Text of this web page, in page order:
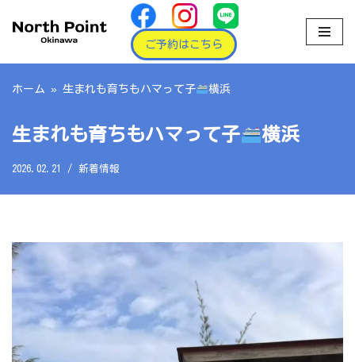
ン
テ
ツ
へ
ス
ご予約はこちら
ホーム » 生まれも育ちもハマって子 横浜
生まれも育ちもハマって子 横浜
2026.02.21 新着情報